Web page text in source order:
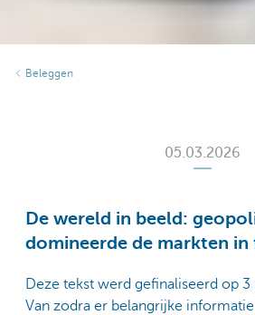
Beleggen
05.03.2026
De wereld in beeld:
domineerde de markten in
Deze tekst werd gefinaliseerd op
Van zodra er belangrijke